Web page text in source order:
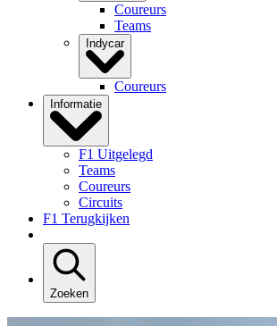
Coureurs
Teams
Indycar
Coureurs
Informatie
F1 Uitgelegd
Teams
Coureurs
Circuits
F1 Terugkijken
Zoeken